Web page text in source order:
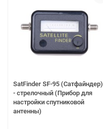
SatFinder SF-95 (Сатфайндер)
- стрелочный (Прибор для
настройки спутниковой
антенны)